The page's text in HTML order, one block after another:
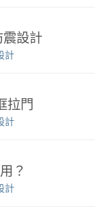
設計
計
拉門
計
？
計